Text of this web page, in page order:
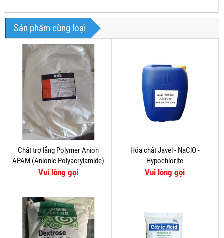
Sản phẩm cùng loại
Chất trợ lắng Polymer Anion
APAM (Anionic Polyacrylamide)
Vui lòng gọi
Hóa chất Javel - NaClO -
Hypochlorite
Vui lòng gọi